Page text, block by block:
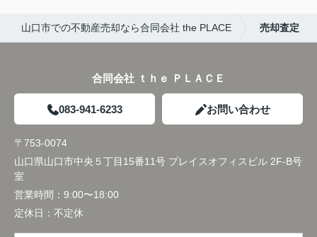
山口市での不動産売却なら合同会社 the PLACE 売却査定
合同会社 ｔｈｅ ＰＬＡＣＥ
083-941-6233 お問い合わせ
〒753-0074
山口県山口市中央５丁目15番11号 プレイスオフィスビル 2F-B号
室
営業時間： 9:00〜18:00
定休日： 不定休